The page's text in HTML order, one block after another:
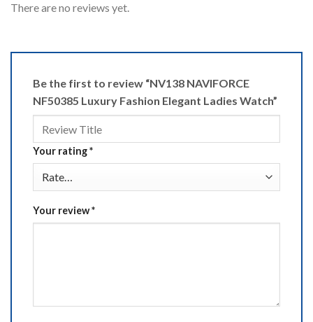
There are no reviews yet.
Be the first to review “NV138 NAVIFORCE
NF50385 Luxury Fashion Elegant Ladies Watch”
Your rating*
Your review*